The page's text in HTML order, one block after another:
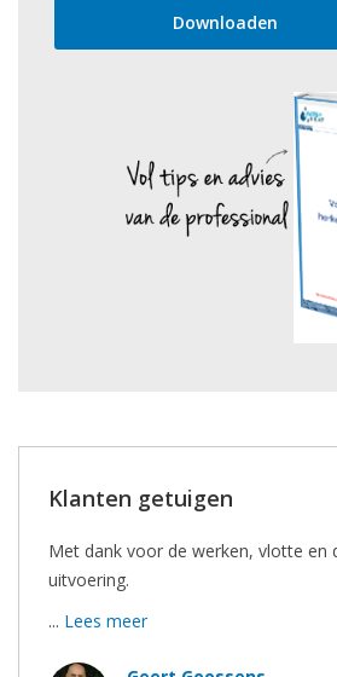
Klanten getuigen
Met dank voor de werken, vlotte en
uitvoering.
... Lees meer